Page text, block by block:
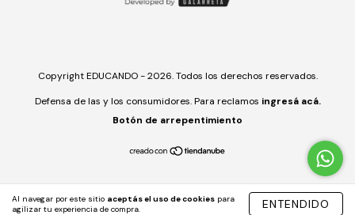
Al navegar por este sitio aceptás el uso de cookies para
agilizar tu experiencia de compra.
ENTENDIDO
Copyright EDUCANDO - 2026. Todos los derechos reservados.
Defensa de las y los consumidores. Para reclamos ingresá acá.
Botón de arrepentimiento